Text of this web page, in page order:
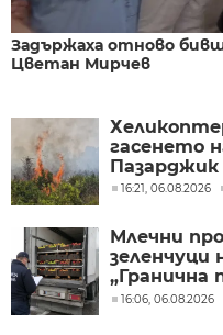
Задържаха отново
Цветан Мирчев
гасенето
Пазарджик
16:21, 06.08.2026
Млечни
зеленчуци
„Гранична
проверки
16:06, 06.08.2026